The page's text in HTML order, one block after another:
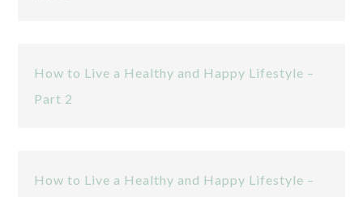
How to Live a Healthy and Happy Lifestyle –
Part 2
How to Live a Healthy and Happy Lifestyle –